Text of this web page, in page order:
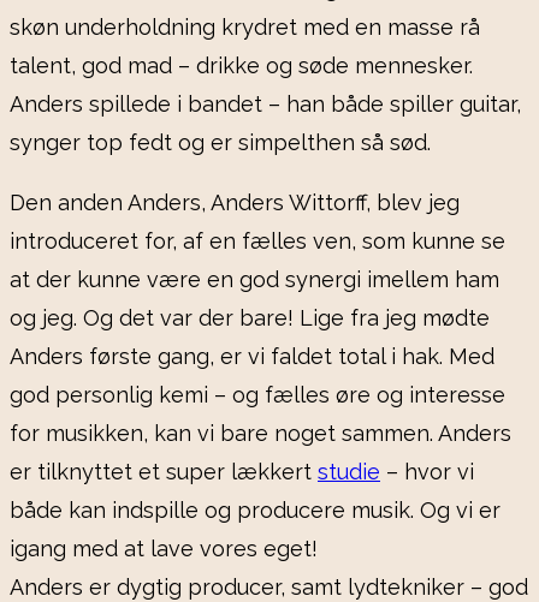
skøn underholdning krydret med en masse rå
talent, god mad – drikke og søde mennesker.
Anders spillede i bandet – han både spiller guitar,
synger top fedt og er simpelthen så sød.
Den anden Anders, Anders Wittorff, blev jeg
introduceret for, af en fælles ven, som kunne se
at der kunne være en god synergi imellem ham
og jeg. Og det var der bare! Lige fra jeg mødte
Anders første gang, er vi faldet total i hak. Med
god personlig kemi – og fælles øre og interesse
for musikken, kan vi bare noget sammen. Anders
er tilknyttet et super lækkert studie – hvor vi
både kan indspille og producere musik. Og vi er
igang med at lave vores eget!
Anders er dygtig producer, samt lydtekniker – god